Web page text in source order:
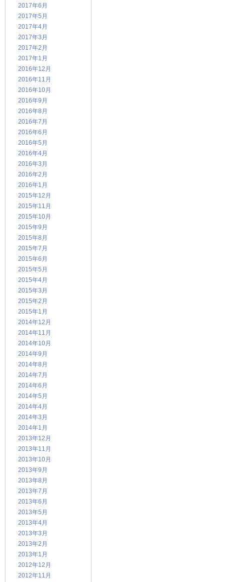
2017年6月
2017年5月
2017年4月
2017年3月
2017年2月
2017年1月
2016年12月
2016年11月
2016年10月
2016年9月
2016年8月
2016年7月
2016年6月
2016年5月
2016年4月
2016年3月
2016年2月
2016年1月
2015年12月
2015年11月
2015年10月
2015年9月
2015年8月
2015年7月
2015年6月
2015年5月
2015年4月
2015年3月
2015年2月
2015年1月
2014年12月
2014年11月
2014年10月
2014年9月
2014年8月
2014年7月
2014年6月
2014年5月
2014年4月
2014年3月
2014年1月
2013年12月
2013年11月
2013年10月
2013年9月
2013年8月
2013年7月
2013年6月
2013年5月
2013年4月
2013年3月
2013年2月
2013年1月
2012年12月
2012年11月